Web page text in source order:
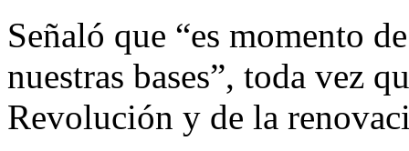
Señaló que “es momento
nuestras bases”, toda vez
Revolución y de la